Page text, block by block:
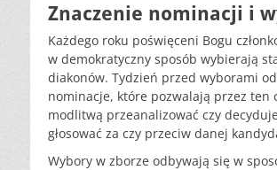
Znaczenie nominacji i
Każdego roku poświęceni Bogu
w demokratyczny sposób wybierają
diakonów. Tydzień przed wyborami
nominacje, które pozwalają przez ten
modlitwą przeanalizować czy
głosować za czy przeciw danej
Wybory w zborze odbywają się w